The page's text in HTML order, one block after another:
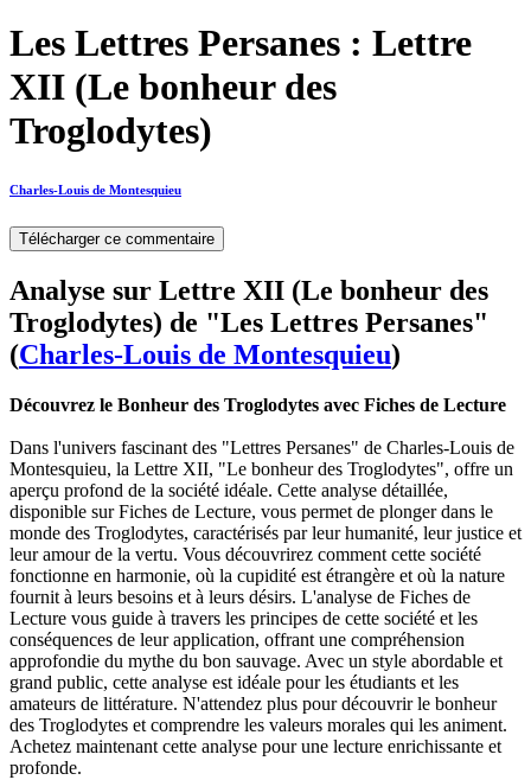
Les Lettres Persanes : Lettre
XII (Le bonheur des
Troglodytes)
Charles-Louis de Montesquieu
Télécharger ce commentaire
Analyse sur Lettre XII (Le bonheur des
Troglodytes) de "Les Lettres Persanes"
(Charles-Louis de Montesquieu)
Découvrez le Bonheur des Troglodytes avec Fiches de Lecture
Dans l'univers fascinant des "Lettres Persanes" de Charles-Louis de
Montesquieu, la Lettre XII, "Le bonheur des Troglodytes", offre un
aperçu profond de la société idéale. Cette analyse détaillée,
disponible sur Fiches de Lecture, vous permet de plonger dans le
monde des Troglodytes, caractérisés par leur humanité, leur justice et
leur amour de la vertu. Vous découvrirez comment cette société
fonctionne en harmonie, où la cupidité est étrangère et où la nature
fournit à leurs besoins et à leurs désirs. L'analyse de Fiches de
Lecture vous guide à travers les principes de cette société et les
conséquences de leur application, offrant une compréhension
approfondie du mythe du bon sauvage. Avec un style abordable et
grand public, cette analyse est idéale pour les étudiants et les
amateurs de littérature. N'attendez plus pour découvrir le bonheur
des Troglodytes et comprendre les valeurs morales qui les animent.
Achetez maintenant cette analyse pour une lecture enrichissante et
profonde.